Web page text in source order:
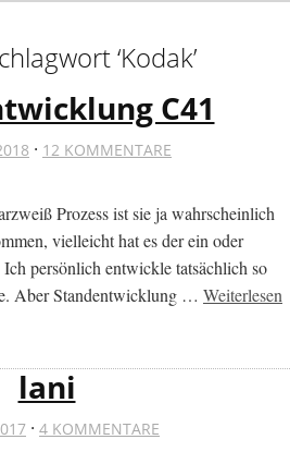
‘Kodak’
C41
· 12 KOMMENTARE
Prozess ist sie ja wahrscheinlich
vielleicht hat es der ein oder
persönlich entwickle tatsächlich so
Aber Standentwicklung … Weiterlesen
lani
· 4 KOMMENTARE